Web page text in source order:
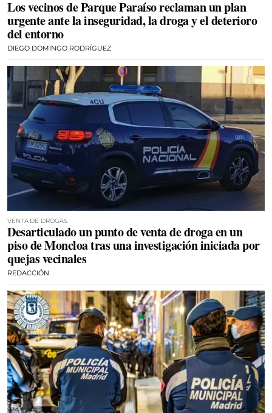
Los vecinos de Parque Paraíso reclaman un plan
urgente ante la inseguridad, la droga y el deterioro
del entorno
DIEGO DOMINGO RODRÍGUEZ
VENTA DE DROGAS
Desarticulado un punto de venta de droga en un
piso de Moncloa tras una investigación iniciada por
quejas vecinales
REDACCIÓN